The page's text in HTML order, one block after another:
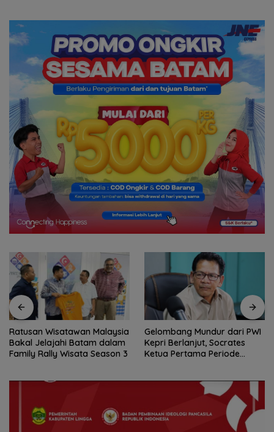
Ratusan Wisatawan Malaysia
Bakal Jelajahi Batam dalam
Family Rally Wisata Season 3
Gelombang Mundur dari PWI
Kepri Berlanjut, Socrates
Ketua Pertama Periode